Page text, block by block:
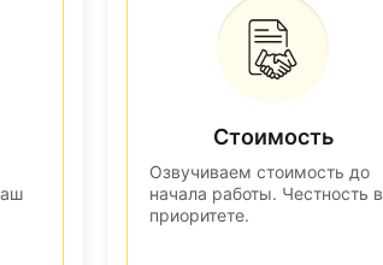
Стоимость
Озвучиваем стоимость до
начала работы. Честность в
приоритете.